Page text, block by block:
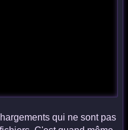
qui ne sont pas